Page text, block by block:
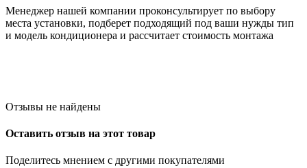
Менеджер нашей компании проконсультирует по выбору
места установки, подберет подходящий под ваши нужды тип
и модель кондиционера и рассчитает стоимость монтажа
Отзывы не найдены
Оставить отзыв на этот товар
Поделитесь мнением с другими покупателями